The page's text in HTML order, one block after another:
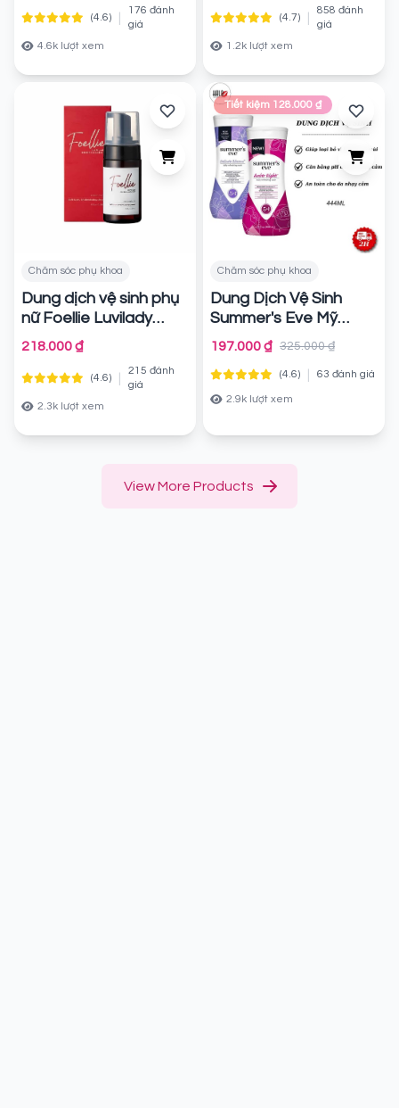
(4.6)
176 đánh
giá
4.6k lượt xem
(4.7)
858 đánh
giá
1.2k lượt xem
Chăm sóc phụ khoa
Dung dịch vệ sinh phụ
nữ Foellie Luvilady
Inner Cleanser
218.000 ₫
(4.6)
215 đánh
giá
2.3k lượt xem
Tiết kiệm 128.000 ₫
Chăm sóc phụ khoa
Dung Dịch Vệ Sinh
Summer's Eve Mỹ
444ml/Chai
Chính
197.000 ₫ 325.000 ₫
(4.6) 63 đánh giá
2.9k lượt xem
View More Products